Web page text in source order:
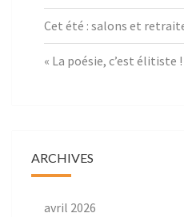
Cet été : salons et
« La poésie, c’est élitiste !
ARCHIVES
avril 2026